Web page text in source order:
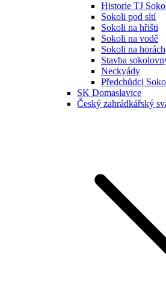
Historie TJ
Sokoli pod sítí
Sokoli na hřišti
Sokoli na vodě
Sokoli na horách
Stavba
Neckyády
Předchůdci
SK Domaslavice
Český zahrádkářský